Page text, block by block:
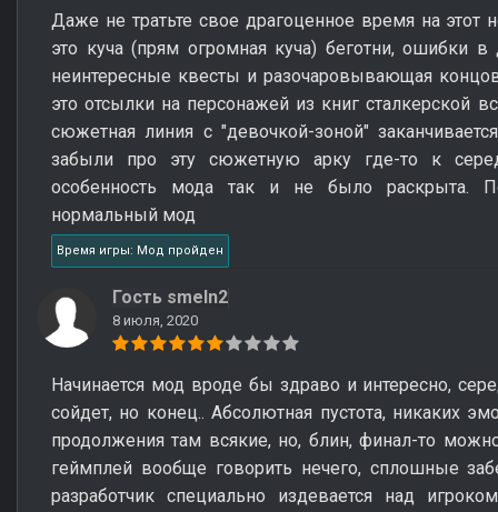
Даже не тратьте свое драгоценное время на
это куча (прям огромная куча) беготни, ошибки в
неинтересные квесты и разочаровывающая
это отсылки на персонажей из книг сталкерской
сюжетная линия с "девочкой-зоной"
забыли про эту сюжетную арку где-то к
особенность мода так и не было раскрыта.
нормальный мод
Время игры: Мод пройден
Гость smeln2
8 июля, 2020
Начинается мод вроде бы здраво и интересно,
сойдет, но конец.. Абсолютная пустота, никаких
продолжения там всякие, но, блин, финал-то
геймплей вообще говорить нечего, сплошные
разработчик специально издевается над